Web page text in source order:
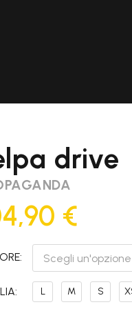
drive
€
Scegli un'opzione
L M S